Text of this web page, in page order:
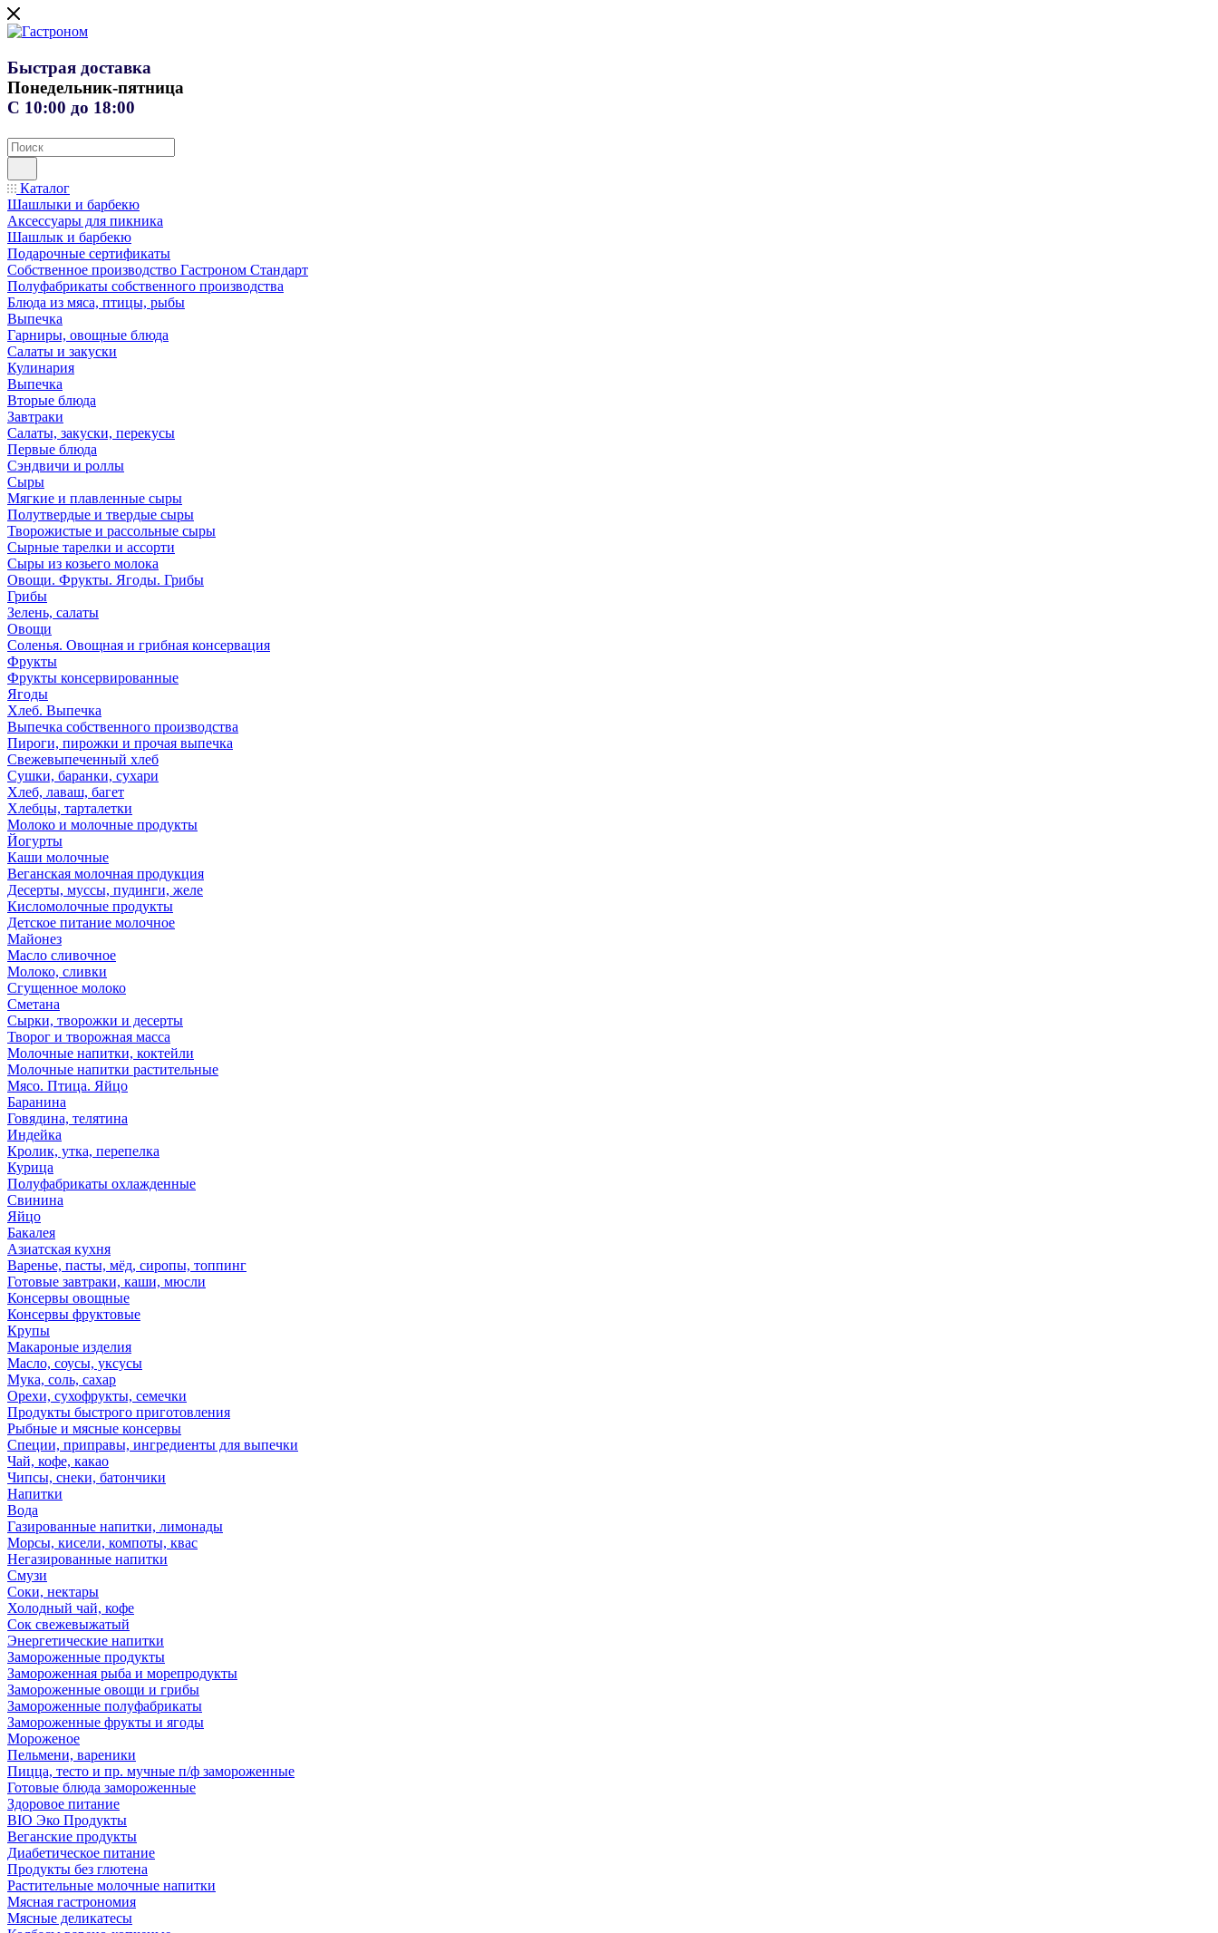
Быстрая доставка
Понедельник-пятница
С 10:00 до 18:00
Каталог
Шашлыки и барбекю
Аксессуары для пикника
Шашлык и барбекю
Подарочные сертификаты
Собственное производство Гастроном Стандарт
Полуфабрикаты собственного производства
Блюда из мяса, птицы, рыбы
Выпечка
Гарниры, овощные блюда
Салаты и закуски
Кулинария
Выпечка
Вторые блюда
Завтраки
Салаты, закуски, перекусы
Первые блюда
Сэндвичи и роллы
Сыры
Мягкие и плавленные сыры
Полутвердые и твердые сыры
Творожистые и рассольные сыры
Сырные тарелки и ассорти
Сыры из козьего молока
Овощи. Фрукты. Ягоды. Грибы
Грибы
Зелень, салаты
Овощи
Соленья. Овощная и грибная консервация
Фрукты
Фрукты консервированные
Ягоды
Хлеб. Выпечка
Выпечка собственного производства
Пироги, пирожки и прочая выпечка
Свежевыпеченный хлеб
Сушки, баранки, сухари
Хлеб, лаваш, багет
Хлебцы, тарталетки
Молоко и молочные продукты
Йогурты
Каши молочные
Веганская молочная продукция
Десерты, муссы, пудинги, желе
Кисломолочные продукты
Детское питание молочное
Майонез
Масло сливочное
Молоко, сливки
Сгущенное молоко
Сметана
Сырки, творожки и десерты
Творог и творожная масса
Молочные напитки, коктейли
Молочные напитки растительные
Мясо. Птица. Яйцо
Баранина
Говядина, телятина
Индейка
Кролик, утка, перепелка
Курица
Полуфабрикаты охлажденные
Свинина
Яйцо
Бакалея
Азиатская кухня
Варенье, пасты, мёд, сиропы, топпинг
Готовые завтраки, каши, мюсли
Консервы овощные
Консервы фруктовые
Крупы
Макароные изделия
Масло, соусы, уксусы
Мука, соль, сахар
Орехи, сухофрукты, семечки
Продукты быстрого приготовления
Рыбные и мясные консервы
Специи, приправы, ингредиенты для выпечки
Чай, кофе, какао
Чипсы, снеки, батончики
Напитки
Вода
Газированные напитки, лимонады
Морсы, кисели, компоты, квас
Негазированные напитки
Смузи
Соки, нектары
Холодный чай, кофе
Сок свежевыжатый
Энергетические напитки
Замороженные продукты
Замороженная рыба и морепродукты
Замороженные овощи и грибы
Замороженные полуфабрикаты
Замороженные фрукты и ягоды
Мороженое
Пельмени, вареники
Пицца, тесто и пр. мучные п/ф замороженные
Готовые блюда замороженные
Здоровое питание
BIO Эко Продукты
Веганские продукты
Диабетическое питание
Продукты без глютена
Растительные молочные напитки
Мясная гастрономия
Мясные деликатесы